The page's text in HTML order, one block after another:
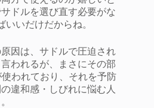
ドルを選び直す必要がな
いだけだからね。
因は、サドルで圧迫され
われるが、まさにその部
われており、それを予防
違和感・しびれに悩む人